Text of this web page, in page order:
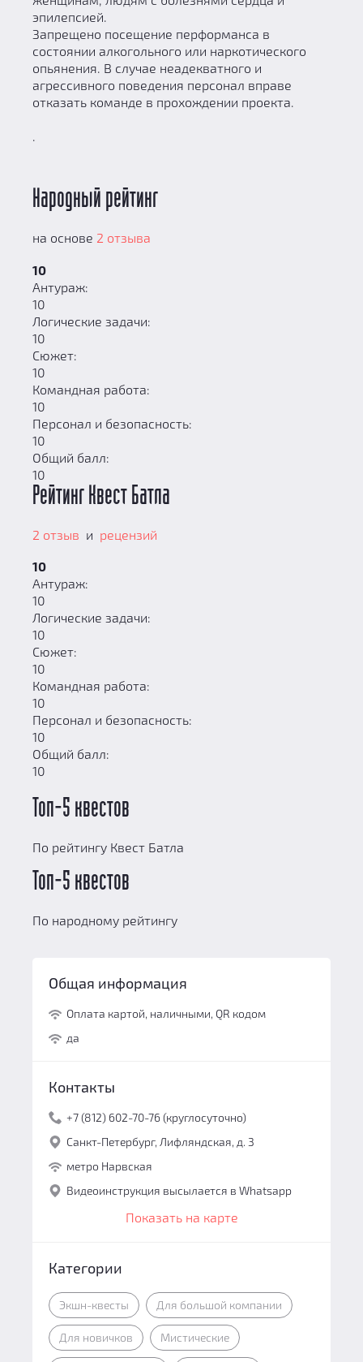
эпилепсией.
Запрещено посещение перформанса в
состоянии алкогольного или наркотического
опьянения. В случае неадекватного и
агрессивного поведения персонал вправе
отказать команде в прохождении проекта.
.
Народный рейтинг
на основе 2 отзыва
10
Антураж:
10
Логические задачи:
10
Сюжет:
10
Командная работа:
10
Персонал и безопасность:
10
Общий балл:
10
Рейтинг Квест Батла
2 отзыв и рецензий
10
Антураж:
10
Логические задачи:
10
Сюжет:
10
Командная работа:
10
Персонал и безопасность:
10
Общий балл:
10
Топ-5 квестов
По рейтингу Квест Батла
Топ-5 квестов
По народному рейтингу
Общая информация
Оплата картой, наличными, QR кодом
да
Контакты
+7 (812) 602-70-76 (круглосуточно)
Санкт-Петербург, Лифляндская, д. 3
метро Нарвская
Видеоинструкция высылается в Whatsapp
Показать на карте
Категории
Экшн-квесты Для большой компании
Для новичков Мистические